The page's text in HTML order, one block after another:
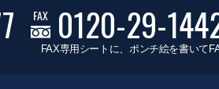
FAX 0120-29-
FAX専用シートに、ポンチ絵を書いて